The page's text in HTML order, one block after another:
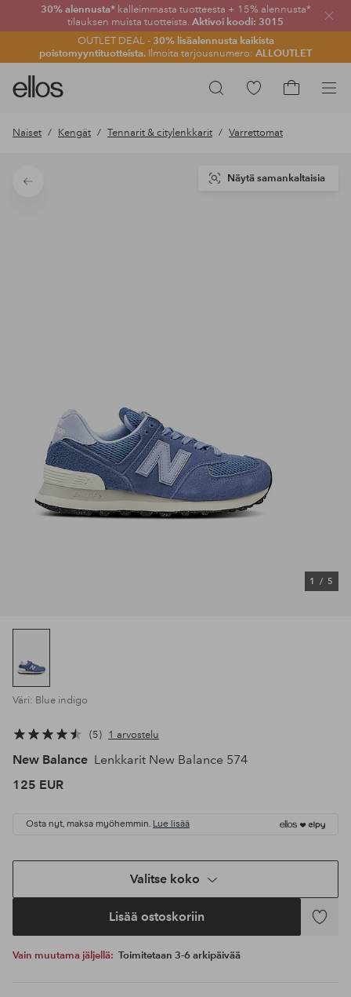
30% alennusta*kalleimmasta tuotteesta + 15% alennusta*
tilauksen muista tuotteista. Aktivoi koodi: 3015
OUTLET DEAL -30% lisäalennusta kaikista
poistomyyntituotteista. Ilmoita tarjousnumero: ALLOUTLET
Sulje
Hae
Ellos-
logo
siirry
Siirry
Naiset Kengät Tennarit & citylenkkarit Varrettomat
Takaisin
1 / 5
Näytä samankaltaisia
Väri: Blue indigo
5 1 arvostelu
New Balance Lenkkarit New Balance 574
125 EUR
Osta nyt, maksa myöhemmin. Lue lisää
Valitse koko
Lisää ostoskoriin
Lisää
Vain muutama jäljellä: Toimitetaan 3-6 arkipäivää